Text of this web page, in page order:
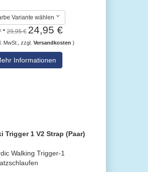
Variante wählen
* 29,95 € 24,95 €
MwSt., zzgl.Versandkosten )
Informationen
Trigger 1 V2 Strap (Paar)
Walking Trigger-1